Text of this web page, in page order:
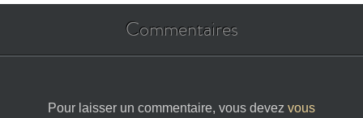
Commentaires
Pour laisser un commentaire, vous devez vous